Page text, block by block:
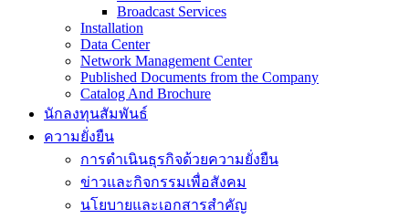
Broadcast Services
Installation
Data Center
Network Management Center
Published Documents from the Company
Catalog And Brochure
นักลงทุนสัมพันธ์
ความยั่งยืน
การดำเนินธุรกิจด้วยความยั่งยืน
ข่าวและกิจกรรมเพื่อสังคม
นโยบายและเอกสารสำคัญ